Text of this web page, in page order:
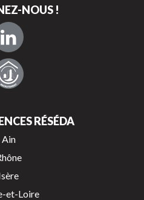
NOUS !
RÉSÉDA
Ain
et-Loire